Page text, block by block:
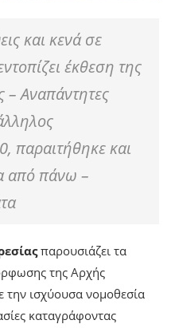
και κενά σε
έκθεση της
– Αναπάντητες
παραιτήθηκε και
από πάνω –
παρουσιάζει τα
της Αρχής
την ισχύουσα νομοθεσία
καταγράφοντας